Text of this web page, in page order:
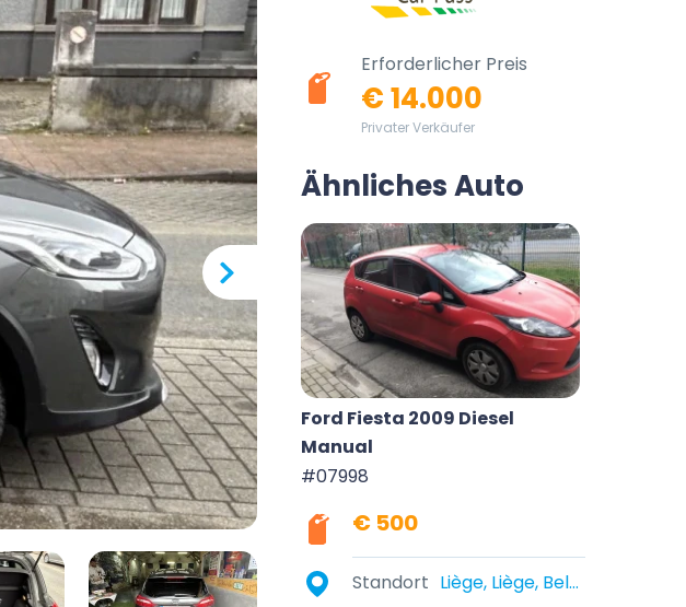
Erforderlicher Preis
€ 14.000
Privater Verkäufer
Ähnliches Auto
Ford Fiesta 2009 Diesel
Manual
#07998
€ 500
Standort Liège, Liège, Belgique